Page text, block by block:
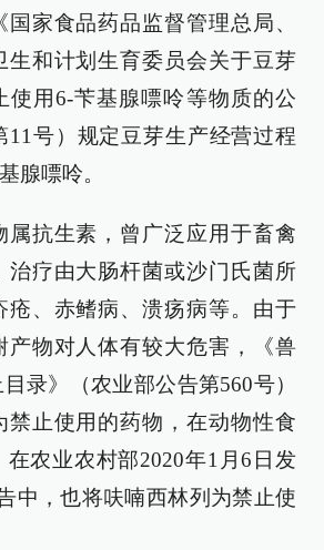
家食品药品监督管理总局、
生和计划生育委员会关于豆芽
使用6-苄基腺嘌呤等物质的公
11号）规定豆芽生产经营过程
腺嘌呤。
属抗生素，曾广泛应用于畜禽
治疗由大肠杆菌或沙门氏菌所
疮、赤鳍病、溃疡病等。由于
产物对人体有较大危害，《兽
录》（农业部公告第560号）
禁止使用的药物，在动物性食
在农业农村部2020年1月6日发
中，也将呋喃西林列为禁止使